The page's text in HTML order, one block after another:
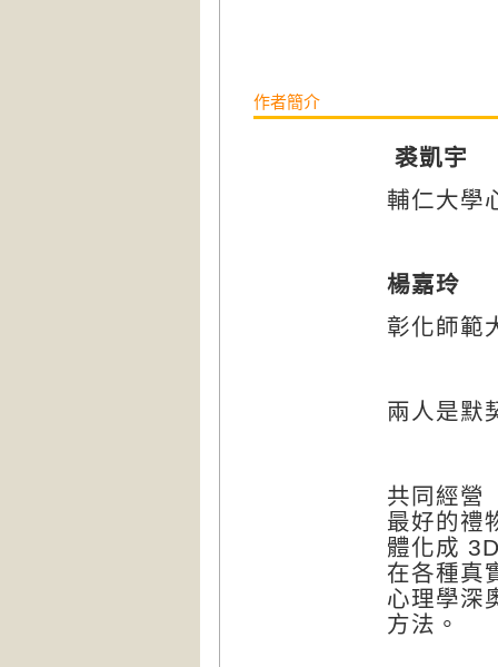
作者簡介
裘凱宇
輔仁大學
楊嘉玲
彰化師範
兩人是默
共同經營
最好的禮
體化成
在各種真
心理學深
方法。